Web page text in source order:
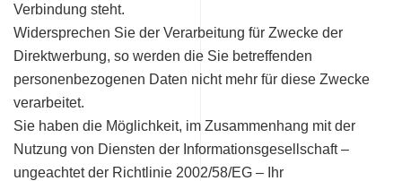
Verbindung steht.
Widersprechen Sie der Verarbeitung für Zwecke der
Direktwerbung, so werden die Sie betreffenden
personenbezogenen Daten nicht mehr für diese Zwecke
verarbeitet.
Sie haben die Möglichkeit, im Zusammenhang mit der
Nutzung von Diensten der Informationsgesellschaft –
ungeachtet der Richtlinie 2002/58/EG – Ihr